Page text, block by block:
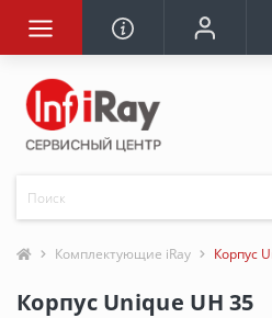
Комплектующие iRay Корпус
Корпус Unique UH 35